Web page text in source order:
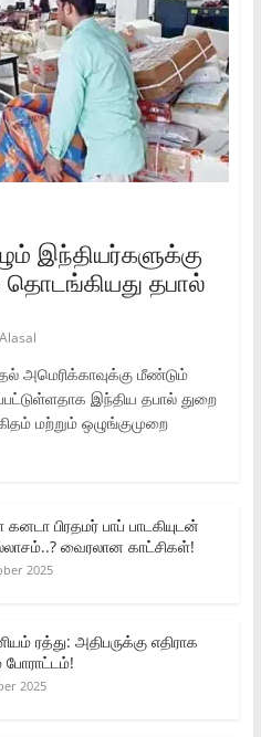
இந்தியர்களுக்கு
தொடங்கியது தபால்
அமெரிக்காவுக்கு மீண்டும்
இந்திய தபால் துறை
மற்றும் ஒழுங்குமுறை
பிரதமர் பாப் பாடகியுடன்
வைரலான காட்சிகள்!
2025
ரத்து: அதிபருக்கு எதிராக
போராட்டம்!
2025